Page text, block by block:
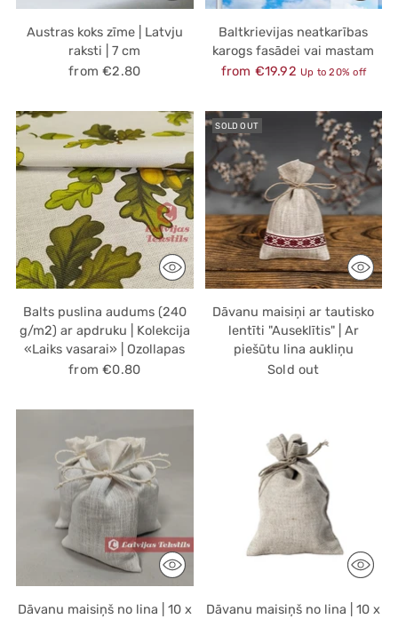
Austras koks zīme | Latvju
raksti | 7 cm
from €2.80
Baltkrievijas neatkarības
karogs fasādei vai mastam
Regular
from €19.92 Up to 20% off
Balts puslina audums (240
g/m2) ar apdruku | Kolekcija
«Laiks vasarai» | Ozollapas
from €0.80
SOLD OUT
Dāvanu maisiņi ar tautisko
lentīti "Auseklītis" | Ar
piešūtu lina aukliņu
Sold out
Dāvanu maisiņš no lina | 10 x
Dāvanu maisiņš no lina | 10 x